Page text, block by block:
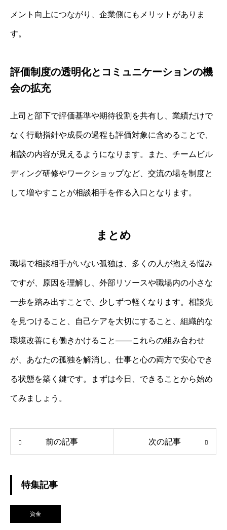
メント向上につながり、企業側にもメリットがありま
す。
評価制度の透明化とコミュニケーションの機
会の拡充
上司と部下で評価基準や期待役割を共有し、業績だけで
なく行動指針や成長の過程も評価対象に含めることで、
相談の内容が見えるようになります。また、チームビル
ディング研修やワークショップなど、交流の場を制度と
して増やすことが相談相手を作る入口となります。
まとめ
職場で相談相手がいない孤独は、多くの人が抱える悩み
ですが、原因を理解し、外部リソースや職場内の小さな
一歩を踏み出すことで、少しずつ軽くなります。相談先
を見つけること、自己ケアを大切にすること、組織的な
環境改善にも働きかけること――これらの組み合わせ
が、あなたの孤独を解消し、仕事と心の両方で安心でき
る状態を築く鍵です。まずは今日、できることから始め
てみましょう。
前の記事 次の記事
特集記事
資金